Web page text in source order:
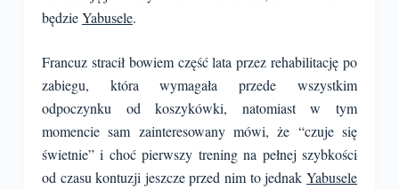
będzieYabusele.
Francuz stracił bowiem część lata przez rehabilitację po
zabiegu, która wymagała przede wszystkim
odpoczynku od koszykówki, natomiast w tym
momencie sam zainteresowany mówi, że “czuje się
świetnie” i choć pierwszy trening na pełnej szybkości
od czasu kontuzji jeszcze przed nim to jednakYabusele